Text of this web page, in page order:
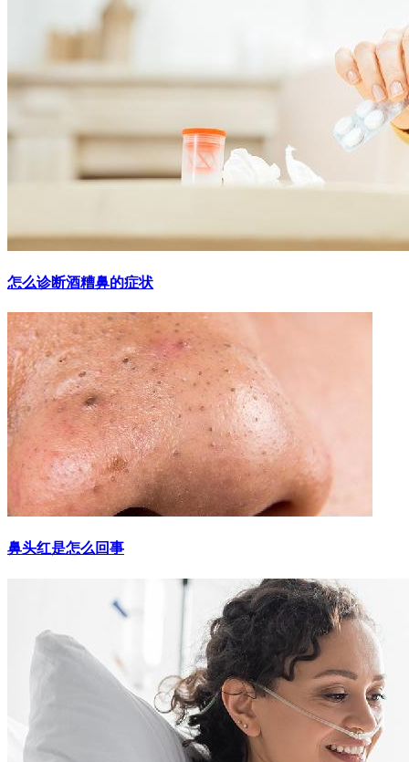
怎么诊断酒糟鼻的症状
鼻头红是怎么回事